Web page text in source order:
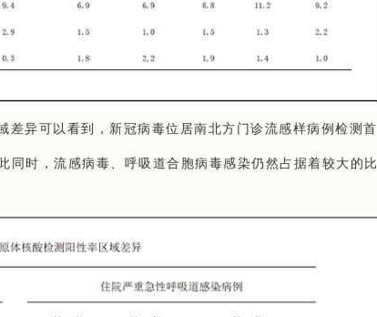
差异可以看到，新冠病毒位居南北方门诊流感样病例检测首
时，流感病毒、呼吸道合胞病毒感染仍然占据着较大的比